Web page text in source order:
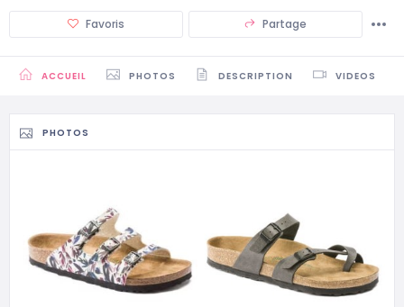
Favoris Partage
ACCUEIL PHOTOS DESCRIPTION VIDEOS
PHOTOS